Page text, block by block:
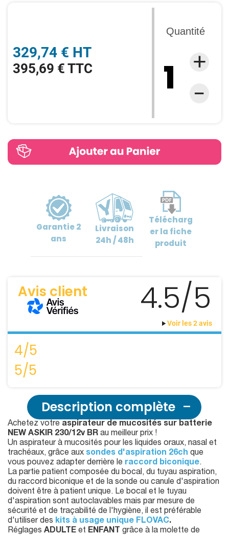
329,74 € HT
395,69 € TTC
Quantité
Garantie2
ans
Livraison
24h / 48h
Télécharg
erla fiche
produit
Avis client 4.5/5
Voir les 2 avis
4/5
5/5
Description complète
Achetez votre aspirateur de mucosités sur batterie
NEW ASKIR 230/12v BR au meilleur prix !
Un aspirateur à mucosités pour les liquides oraux, nasal et
trachéaux, grâce aux sondes d'aspiration 26ch que
vous pouvez adapter derrière le raccord biconique.
La partie patient composée du bocal, du tuyau aspiration,
du raccord biconique et de la sonde ou canule d'aspiration
doivent être à patient unique. Le bocal et le tuyau
d'aspiration sont autoclavables mais par mesure de
sécurité et de traçabilité de l'hygiène, il est préférable
d'utiliser des kits à usage unique FLOVAC.
Réglages ADULTE et ENFANT grâce à la molette de